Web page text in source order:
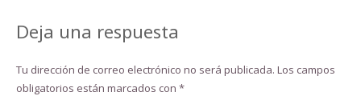
Deja una respuesta
Tu dirección de correo electrónico no será publicada. Los campos
obligatorios están marcados con *